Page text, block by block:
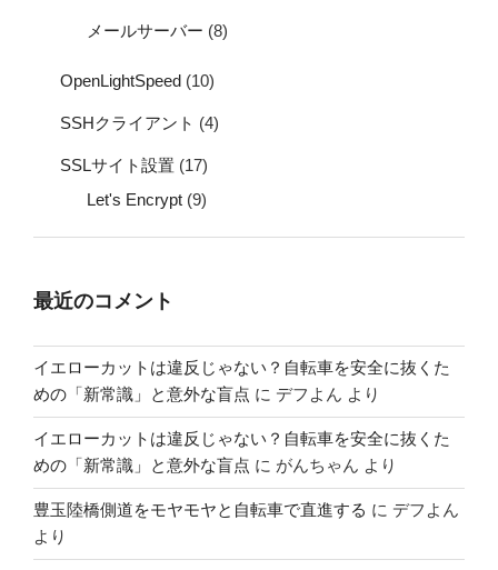
メールサーバー (8)
OpenLightSpeed (10)
SSHクライアント (4)
SSLサイト設置 (17)
Let's Encrypt (9)
最近のコメント
イエローカットは違反じゃない？自転車を安全に抜くた
めの「新常識」と意外な盲点 に デフよん より
イエローカットは違反じゃない？自転車を安全に抜くた
めの「新常識」と意外な盲点 に がんちゃん より
豊玉陸橋側道をモヤモヤと自転車で直進する に デフよん
より